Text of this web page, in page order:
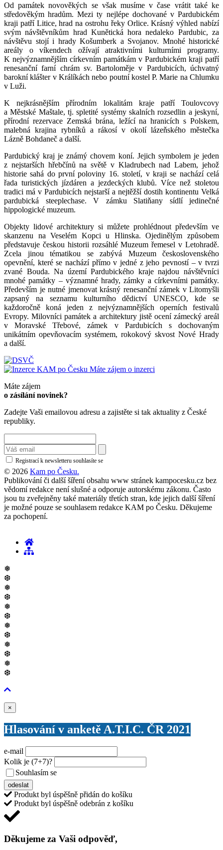
Od památek novověkých se však musíme v čase vrátit také ke
středověkým hradům. Mezi ty nejlépe dochované v Pardubickém
kraji patří Litice, hrad na ostrohu řeky Orlice. Krásný výhled nabízí
svým návštěvníkům hrad Kunětická hora nedaleko Pardubic, za
návštěvu stojí i hrady Košumberk a Svojanov. Mnohé historické
areály o víkendech ožívají atraktivními kulturními programy.
K nejvýznamnějším církevním památkám v Pardubickém kraji patří
renesanční farní chrám sv. Bartoloměje v Pardubicích, úchvatný
barokní klášter v Králíkách nebo poutní kostel P. Marie na Chlumku
v Luži.
K nejkrásnějším přírodním lokalitám kraje patří Toulovcovy
a Městské Maštale, tj. spletité systémy skalních rozsedlin a jeskyní,
přírodní rezervace Zemská brána, ležící na hranicích s Polskem,
malebná krajina rybníků a rákosí v okolí lázeňského městečka
Lázně Bohdaneč a další.
Pardubický kraj je známý chovem koní. Jejich symbolem je jeden
z nejstarších hřebčínů na světě v Kladrubech nad Labem, jehož
historie sahá do první poloviny 16. století, v kraji se nachází celá
řada turistických jízdáren a jezdeckých klubů. Více než stoletou
tradici má v Pardubicích nejstarší a nejtěžší dostih kontinentu Velká
pardubická steeplechase. V zámku Slatiňany sídlí jedinečné
hippologické muzeum.
Objekty lidové architektury si můžete prohlédnout především ve
skanzenu na Veselém Kopci u Hlinska. Ojedinělým způsobem
představuje českou historii rozsáhlé Muzeum řemesel v Letohradě.
Zcela jinou tématikou se zabývá Muzeum československého
opevnění, které se nachází přímo v jedné z jeho pevností – v tvrzi
zvané Bouda. Na území Pardubického kraje najdou návštěvníci
mnohé památky – významné hrady, zámky a církevními památky.
Především je nutné jmenovat krásný renesanční zámek v Litomyšli
zapsaný na seznamu kulturního dědictví UNESCO, kde se
každoročně koná jeden z nejvýznamnějších operních festivalů
Evropy. Milovníci památek a architektury jistě ocení zámecký areál
v Moravské Třebové, zámek v Pardubicích s dochovaným
unikátním opevňovacím systémem, rokokový skvost Nové Hrady
a další.
Máte zájem o inzerci
Máte zájem
o zásílání novinek?
Zadejte Vaši emailovou adresu a zajistěte si tak aktuality z České
republiky.
Registrací k newsletteru souhlasíte se
© 2026 Kam po Česku.
Publikování či další šíření obsahu www stránek kampocesku.cz bez
vědomí redakce není slušné a odporuje autorskému zákonu. Často
jsou tu zveřejněny také materiály třetích stran, kde jejich další šíření
je možné pouze se souhlasem redakce KAM po Česku. Děkujeme
za pochopení.
❅
❆
❅
❆
❅
❆
❅
❆
❅
❆
❅
❆
×
Hlasování v anketě A.T.I.C. ČR 2021
e-mail
Kolik je (7+7)?
Souhlasím se
odeslat
Produkt byl úspěšně přidán do košíku
Produkt byl úspěšně odebrán z košíku
Děkujeme za Vaši odpověď,